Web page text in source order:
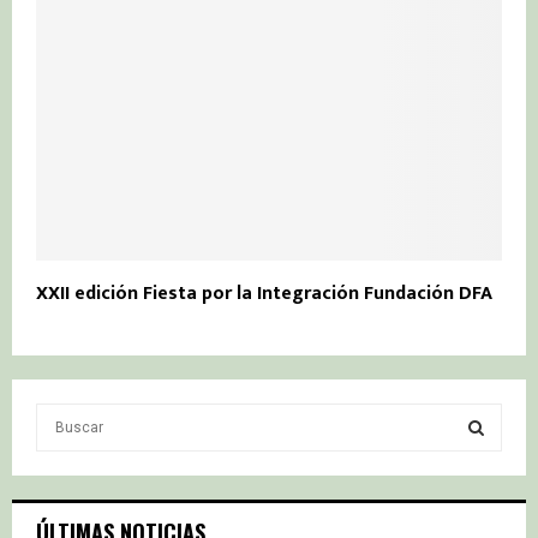
XXII edición Fiesta por la Integración Fundación DFA
c
S